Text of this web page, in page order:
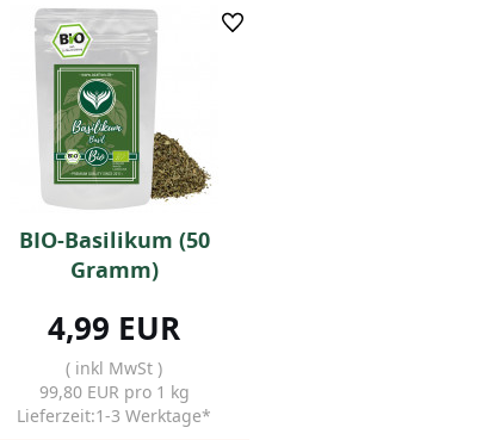
BIO-Basilikum (50
Gramm)
4,99 EUR
( inkl MwSt )
99,80 EUR pro 1 kg
Lieferzeit:1-3 Werktage*